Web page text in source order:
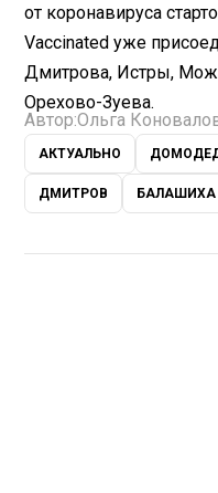
от коронавируса
Vaccinated уже
Дмитрова, Истры,
Орехово-Зуева.
Автор:Ольга
АКТУАЛЬНО
ДМИТРОВ БАЛАШИХА